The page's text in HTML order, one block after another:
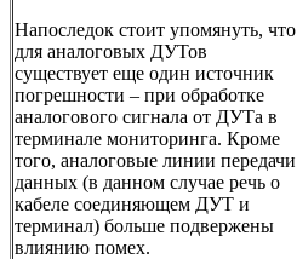
Напоследок стоит упомянуть, что
для аналоговых ДУТов
существует еще один источник
погрешности – при обработке
аналогового сигнала от ДУТа в
терминале мониторинга. Кроме
того, аналоговые линии передачи
данных (в данном случае речь о
кабеле соединяющем ДУТ и
терминал) больше подвержены
влиянию помех.